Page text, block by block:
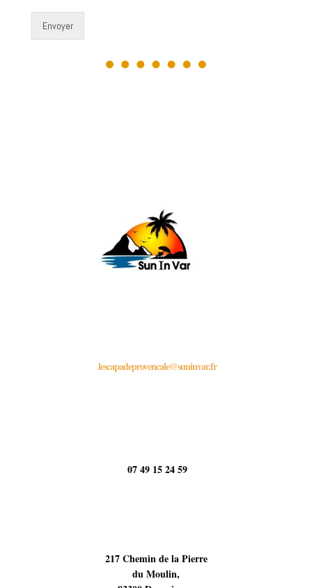
Envoyer
lescapadeprovencale@suninvar.fr
07 49 15 24 59
217 Chemin de la Pierre
du Moulin,